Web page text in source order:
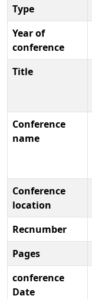
Type
Year of
conference
Title
Conference
name
Conference
location
Recnumber
Pages
conference
Date